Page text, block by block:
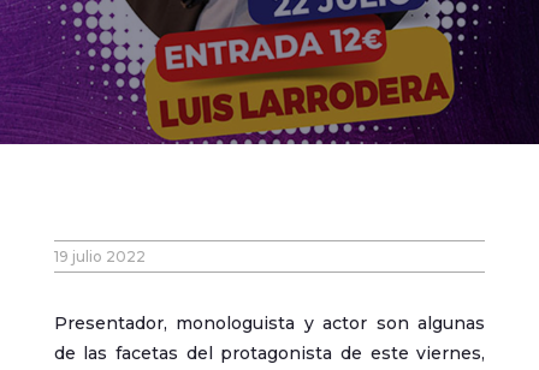
19 julio 2022
Presentador, monologuista y actor son algunas
de las facetas del protagonista de este viernes,